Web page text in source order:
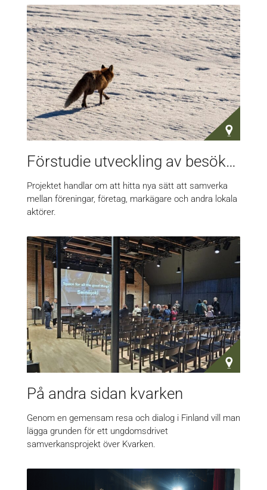
Förstudie utveckling av besöksnäring i Moskosels bygden
Projektet handlar om att hitta nya sätt att samverka
mellan föreningar, företag, markägare och andra lokala
aktörer.
På andra sidan kvarken
Genom en gemensam resa och dialog i Finland vill man
lägga grunden för ett ungdomsdrivet
samverkansprojekt över Kvarken.